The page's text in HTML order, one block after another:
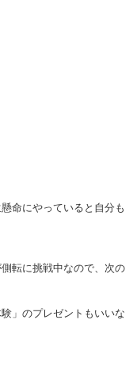
命にやっていると自分も
転に挑戦中なので、次の
」のプレゼントもいいな